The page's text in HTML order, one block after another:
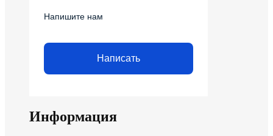
Напишите нам
Написать
Информация